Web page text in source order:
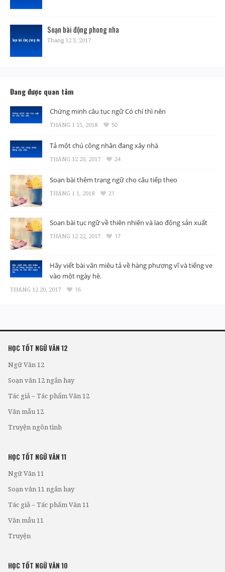
Soạn bài động phong nha
Tháng 12 3, 2017
Đang được quan tâm
Chứng minh câu tục ngữ Có chí thì nên
THÁNG 1 15, 2018 50
Tả một chú công nhân đang xây nhà
THÁNG 12 20, 2017 24
Soạn bài thêm trạng ngữ cho câu tiếp theo
THÁNG 1 1, 2018 21
Soạn bài tục ngữ về thiên nhiên và lao động sản xuất
THÁNG 12 22, 2017 17
Hãy viết bài văn miêu tả về hàng phượng vĩ và tiếng ve
vào một ngày hè.
THÁNG 12 20, 2017 16
HỌC TỐT NGỮ VĂN 12
Ngữ Văn 12
Soạn văn 12 ngắn hay
Tác giả – Tác phẩm Văn 12
Văn mẫu 12
Truyện ngôn tình
HỌC TỐT NGỮ VĂN 11
Ngữ Văn 11
Soạn văn 11 ngắn hay
Tác giả – Tác phẩm Văn 11
Văn mẫu 11
Truyện
HỌC TỐT NGỮ VĂN 10